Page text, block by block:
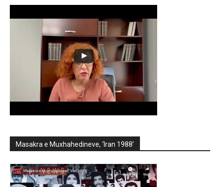
Masakra e Muxhahedineve, ‘Iran 1988’